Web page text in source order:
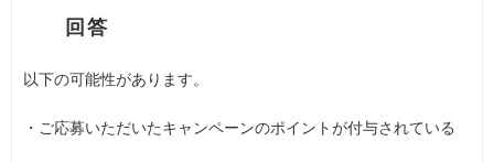
以下の可能性があります。
・ご応募いただいたキャンペーンのポイントが付与されている